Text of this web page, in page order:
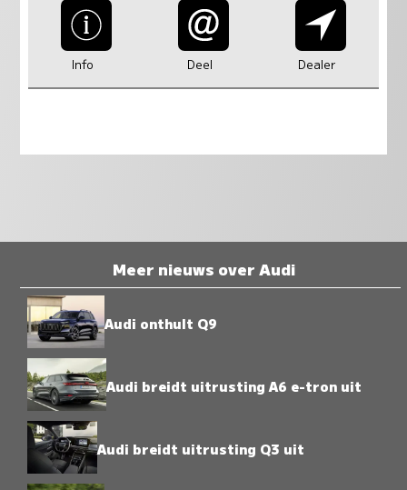
Info Deel Dealer
Meer nieuws over Audi
Audi onthult Q9
Audi breidt uitrusting A6 e-tron uit
Audi breidt uitrusting Q3 uit